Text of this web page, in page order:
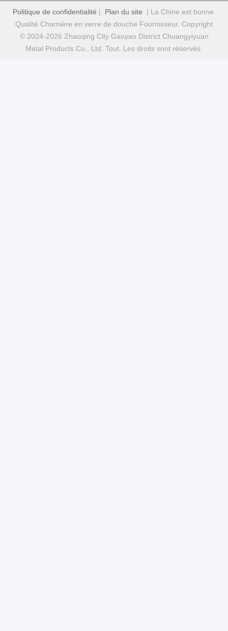
Politique de confidentialité | Plan du site | La Chine est bonne.
Qualité Charnière en verre de douche Fournisseur. Copyright
© 2024-2026 Zhaoqing City Gaoyao District Chuangyiyuan
Metal Products Co., Ltd. Tout. Les droits sont réservés.